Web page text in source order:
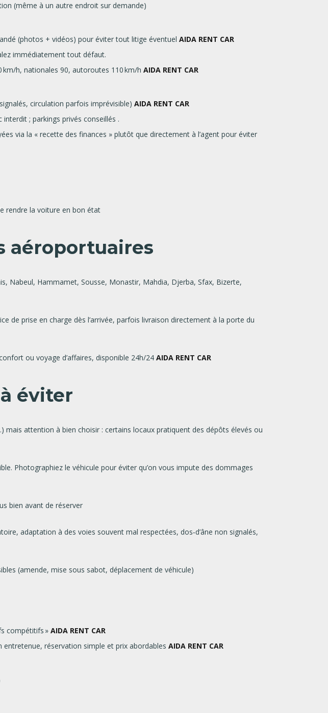
(même à un autre endroit sur demande)
(photos + vidéos) pour éviter tout litige éventuel AIDA RENT CAR
immédiatement tout défaut.
km/h, nationales 90, autoroutes 110 km/h AIDA RENT CAR
circulation parfois imprévisible) AIDA RENT CAR
; parkings privés conseillés .
via la « recette des finances » plutôt que directement à l’agent pour éviter
rendre la voiture en bon état
aéroportuaires
Nabeul, Hammamet, Sousse, Monastir, Mahdia, Djerba, Sfax, Bizerte,
de prise en charge dès l’arrivée, parfois livraison directement à la porte du
ou voyage d’affaires, disponible 24h/24 AIDA RENT CAR
éviter
attention à bien choisir : certains locaux pratiquent des dépôts élevés ou
Photographiez le véhicule pour éviter qu’on vous impute des dommages
bien avant de réserver
adaptation à des voies souvent mal respectées, dos‑d’âne non signalés,
(amende, mise sous sabot, déplacement de véhicule)
compétitifs » AIDA RENT CAR
réservation simple et prix abordables AIDA RENT CAR